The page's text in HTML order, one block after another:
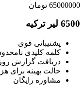
65000000 تومان
6500 لیر ترکیه
پشتیبانی قوی
کلمه کلیدی
دریافت گزارش
حالت بهینه برای
مشاوره رایگان